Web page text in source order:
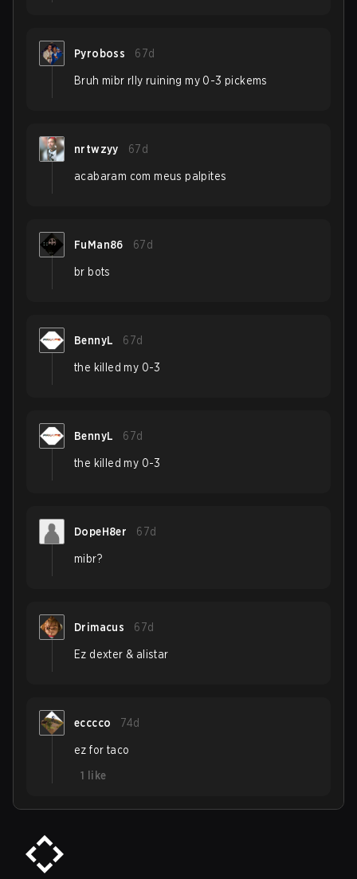
Pyroboss 67d
Bruh mibr rlly ruining my 0-3 pickems
nrtwzyy 67d
acabaram com meus palpites
FuMan86 67d
br bots
BennyL 67d
the killed my 0-3
BennyL 67d
the killed my 0-3
DopeH8er 67d
mibr?
Drimacus 67d
Ez dexter & alistar
ecccco 74d
ez for taco
1
like